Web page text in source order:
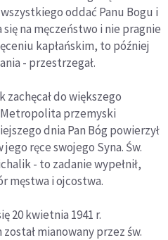
oddać Panu Bogu i
na męczeństwo i nie pragnie
kapłańskim, to później
- przestrzegał.
do większego
Metropolita przemyski
dnia Pan Bóg powierzył
ręce swojego Syna. Św.
- to zadanie wypełnił,
męstwa i ojcostwa.
20 kwietnia 1941 r.
mianowany przez św.